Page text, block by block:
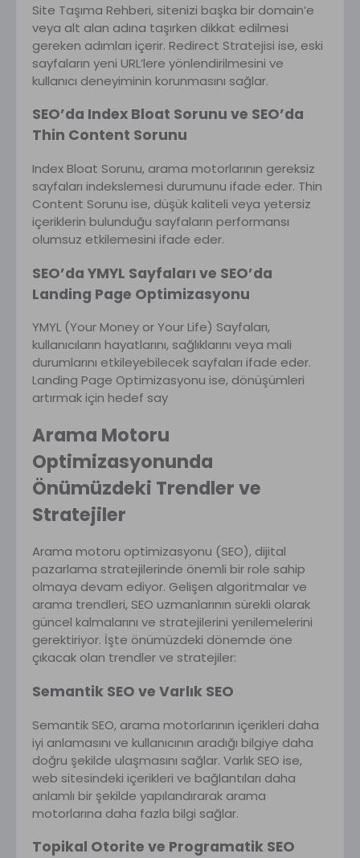
Site Taşıma Rehberi, sitenizi başka bir domain’e
veya alt alan adına taşırken dikkat edilmesi
gereken adımları içerir. Redirect Stratejisi ise, eski
sayfaların yeni URL’lere yönlendirilmesini ve
kullanıcı deneyiminin korunmasını sağlar.
SEO’da Index Bloat Sorunu ve SEO’da
Thin Content Sorunu
Index Bloat Sorunu, arama motorlarının gereksiz
sayfaları indekslemesi durumunu ifade eder. Thin
Content Sorunu ise, düşük kaliteli veya yetersiz
içeriklerin bulunduğu sayfaların performansı
olumsuz etkilemesini ifade eder.
SEO’da YMYL Sayfaları ve SEO’da
Landing Page Optimizasyonu
YMYL (Your Money or Your Life) Sayfaları,
kullanıcıların hayatlarını, sağlıklarını veya mali
durumlarını etkileyebilecek sayfaları ifade eder.
Landing Page Optimizasyonu ise, dönüşümleri
artırmak için hedef say
Arama Motoru
Optimizasyonunda
Önümüzdeki Trendler ve
Stratejiler
Arama motoru optimizasyonu (SEO), dijital
pazarlama stratejilerinde önemli bir role sahip
olmaya devam ediyor. Gelişen algoritmalar ve
arama trendleri, SEO uzmanlarının sürekli olarak
güncel kalmalarını ve stratejilerini yenilemelerini
gerektiriyor. İşte önümüzdeki dönemde öne
çıkacak olan trendler ve stratejiler:
Semantik SEO ve Varlık SEO
Semantik SEO, arama motorlarının içerikleri daha
iyi anlamasını ve kullanıcının aradığı bilgiye daha
doğru şekilde ulaşmasını sağlar. Varlık SEO ise,
web sitesindeki içerikleri ve bağlantıları daha
anlamlı bir şekilde yapılandırarak arama
motorlarına daha fazla bilgi sağlar.
Topikal Otorite ve Programatik SEO